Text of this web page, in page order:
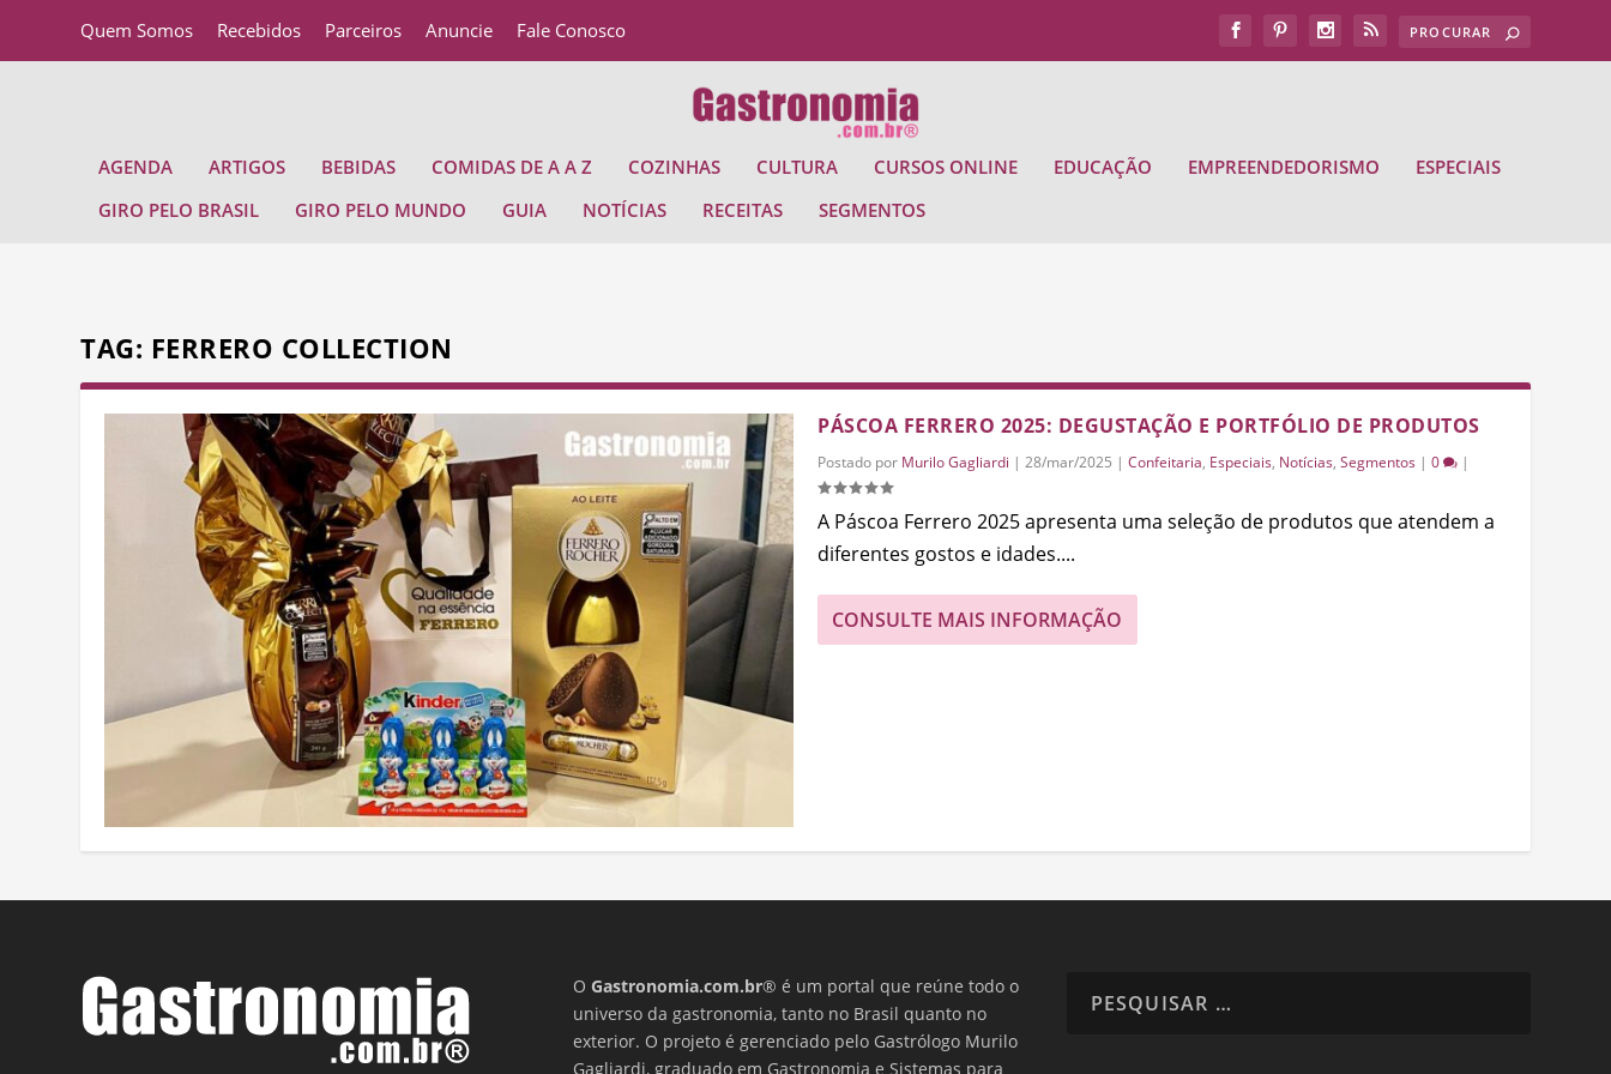
Quem Somos Recebidos Parceiros Anuncie Fale Conosco
AGENDA ARTIGOS BEBIDAS COMIDAS DE A A Z COZINHAS CULTURA CURSOS ONLINE EDUCAÇÃO EMPREENDEDORISMO
ESPECIAIS
GIRO PELO BRASIL
GIRO PELO MUNDO GUIA NOTÍCIAS RECEITAS SEGMENTOS
TAG: FERRERO COLLECTION
PÁSCOA FERRERO 2025: DEGUSTAÇÃO E PORTFÓLIO DE PRODUTOS
Postado por Murilo Gagliardi | 28/mar/2025 | Confeitaria, Especiais, Notícias, Segmentos | 0 |
A Páscoa Ferrero 2025 apresenta uma seleção de produtos que atendem a
diferentes gostos e idades....
CONSULTE MAIS INFORMAÇÃO
OGastronomia.com.br® é um portal que reúne todo o
universo da gastronomia, tanto no Brasil quanto no
exterior. O projeto é gerenciado pelo Gastrólogo Murilo
Gagliardi, graduado em Gastronomia e Sistemas para